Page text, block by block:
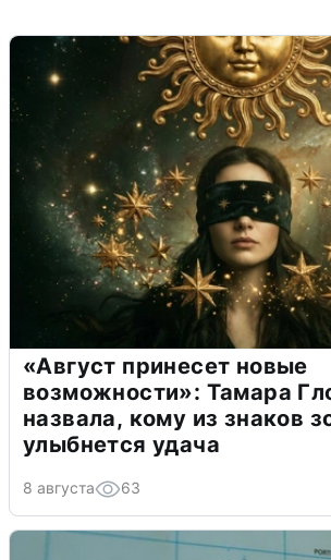
«Август принесет новые
возможности»: Тамара
назвала, кому из знаков
улыбнется удача
8 августа 63